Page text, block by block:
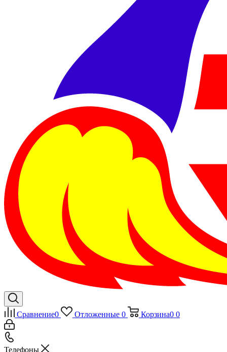
Сравнение0 Отложенные 0 Корзина0 0
Телефоны